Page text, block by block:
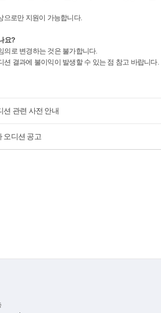
으로만 지원이 가능합니다.
요?
의로 변경하는 것은 불가합니다.
결과에 불이익이 발생할 수 있는 점 참고 바랍니다.
션 관련 사전 안내
오디션 공고